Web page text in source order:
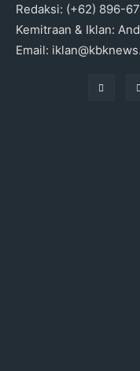
Redaksi: (+62) 896-
Kemitraan & Iklan:
Email: